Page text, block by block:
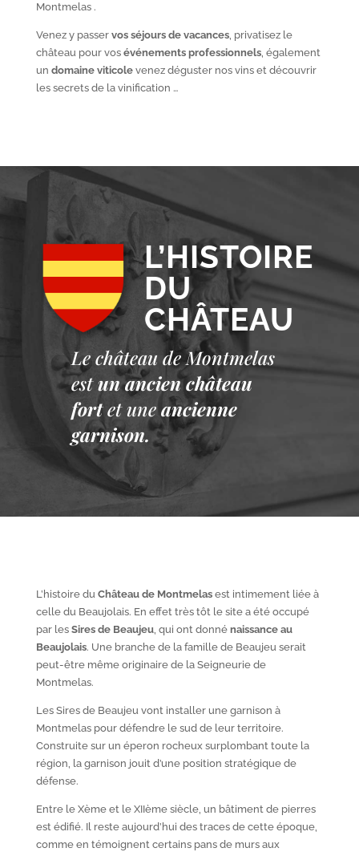
Montmelas .
Venez y passer vos séjours de vacances, privatisez le
château pour vos événements professionnels, également
un domaine viticolevenez déguster nos vins et découvrir
les secrets de la vinification …
L’HISTOIRE
DU
CHÂTEAU
Le château de Montmelas
est un ancien château
fort et une ancienne
garnison.
L’histoire duChâteau de Montmelasest intimement liée à
celle du Beaujolais. En effet très tôt le site a été occupé
par les Sires de Beaujeu, qui ont donné naissance au
Beaujolais. Une branche de la famille de Beaujeu serait
peut-être même originaire de la Seigneurie de
Montmelas.
Les Sires de Beaujeu vont installer une garnison à
Montmelas pour défendre le sud de leur territoire.
Construite sur un éperon rocheux surplombant toute la
région, la garnison jouit d’une position stratégique de
défense.
Entre le Xèmeet le XIIèmesiècle, un bâtiment de pierres
est édifié. Il reste aujourd’hui des traces de cette époque,
comme en témoignent certains pans de murs aux